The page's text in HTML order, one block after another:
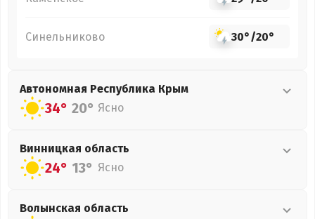
Синельниково 30°/20°
Автономная Республика Крым
34° 20° Ясно
Винницкая область
24° 13° Ясно
Волынская область